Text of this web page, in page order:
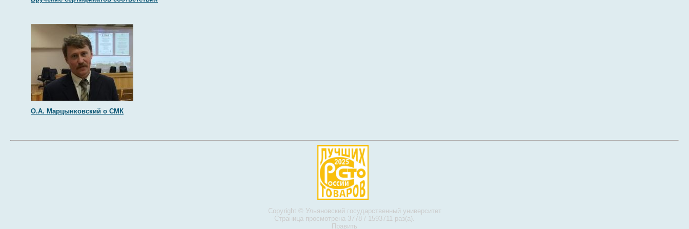
О.А. Марцынковский о СМК
Copyright © Ульяновский государственный университет
Страница просмотрена 3778 / 1593711 раз(а).
Править